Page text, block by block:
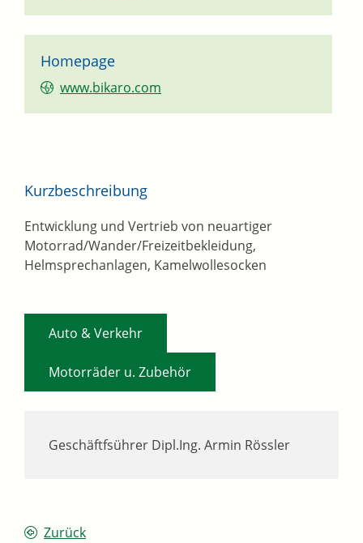
Homepage
www.bikaro.com
Geschäftfsührer Dipl.Ing. Armin Rössler
Kurzbeschreibung
Entwicklung und Vertrieb von neuartiger
Motorrad/Wander/Freizeitbekleidung,
Helmsprechanlagen, Kamelwollesocken
Auto & Verkehr
Motorräder u. Zubehör
Zurück